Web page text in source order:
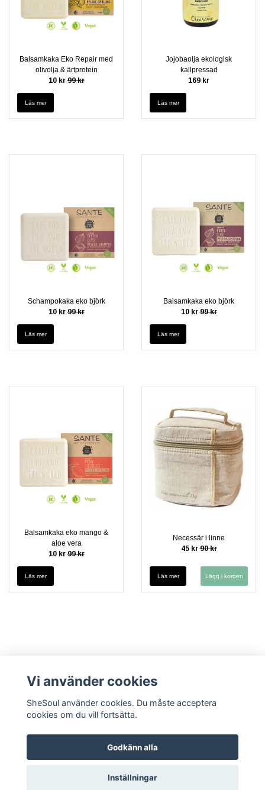
Balsamkaka Eko Repair med
olivolja & ärtprotein
10 kr99 kr
Läs mer
Jojobaolja ekologisk
kallpressad
169 kr
Läs mer
Schampokaka eko björk
10 kr99 kr
Läs mer
Balsamkaka eko björk
10 kr99 kr
Läs mer
Balsamkaka eko mango &
aloe vera
10 kr99 kr
Läs mer
Necessär i linne
45 kr90 kr
Läs mer
Kontakt Köpvillkor Cookies Integritetspolicy (GDPR)
© Copyright 2026 SheSoul.se
Vi använder cookies
SheSoul använder cookies. Du måste acceptera
cookies om du vill fortsätta.
Godkänn alla
Inställningar